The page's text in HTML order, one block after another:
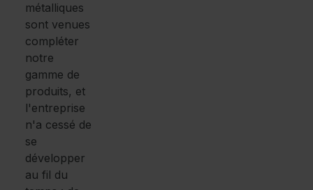
métalliques
sont venues
compléter
notre
gamme de
produits, et
l'entreprise
n'a cessé de
se
développer
au fil du